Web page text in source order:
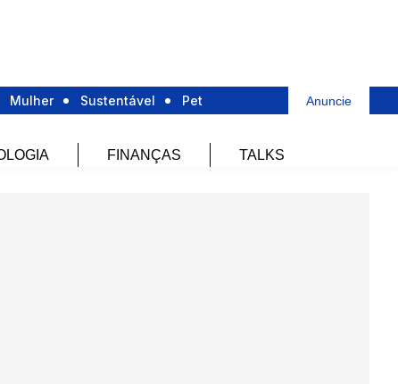
Mulher Sustentável Pet Anuncie
FINANÇAS TALKS